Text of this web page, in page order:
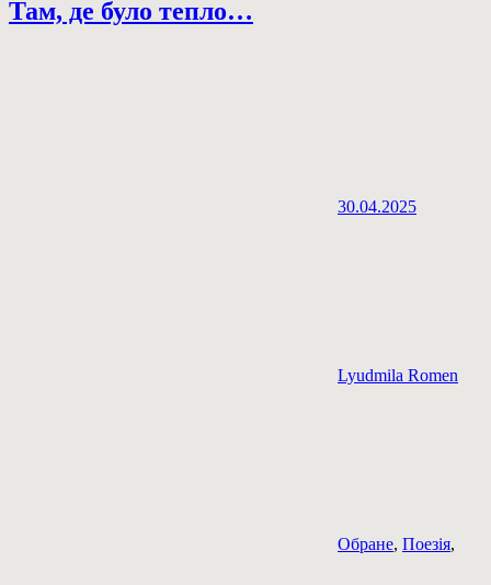
Там, де було те́пло…
30.04.2025
Lyudmila Romen
Обране, Поезія,